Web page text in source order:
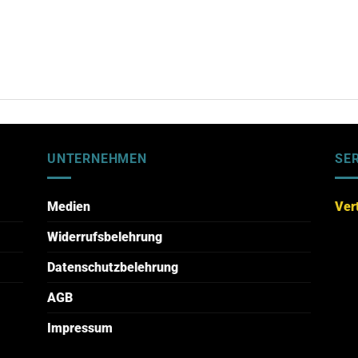
UNTERNEHMEN
Medien
Widerrufsbelehrung
Datenschutzbelehrung
AGB
Impressum